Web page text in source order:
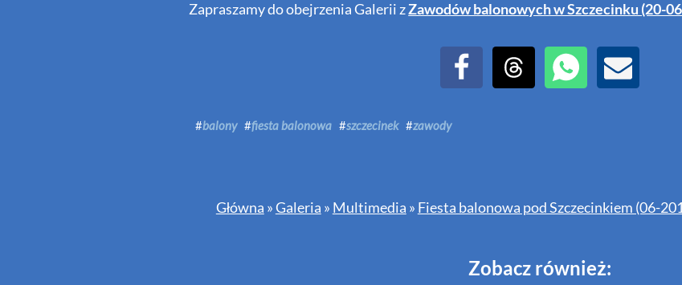
Zapraszamy do obejrzenia Galerii zZawodów balonowych w Szczecinku (20-
#balony #fiesta balonowa #szczecinek #zawody
Główna »Galeria » Multimedia » Fiesta balonowa pod Szczecinkiem (06-
Zobacz również: